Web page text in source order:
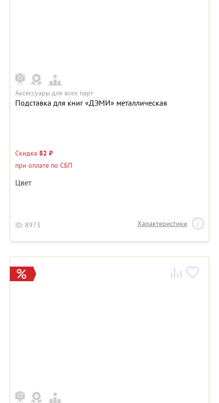
Аксессуары для всех парт
Подставка для книг «ДЭМИ» металлическая
Скидка 82 ₽
при оплате по СБП
Цвет
ID: 8973 Характеристики